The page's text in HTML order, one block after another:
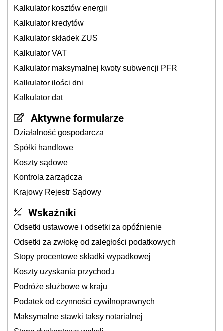
Kalkulator kosztów energii
Kalkulator kredytów
Kalkulator składek ZUS
Kalkulator VAT
Kalkulator maksymalnej kwoty subwencji PFR
Kalkulator ilości dni
Kalkulator dat
Aktywne formularze
Działalność gospodarcza
Spółki handlowe
Koszty sądowe
Kontrola zarządcza
Krajowy Rejestr Sądowy
Wskaźniki
Odsetki ustawowe i odsetki za opóźnienie
Odsetki za zwłokę od zaległości podatkowych
Stopy procentowe składki wypadkowej
Koszty uzyskania przychodu
Podróże służbowe w kraju
Podatek od czynności cywilnoprawnych
Maksymalne stawki taksy notarialnej